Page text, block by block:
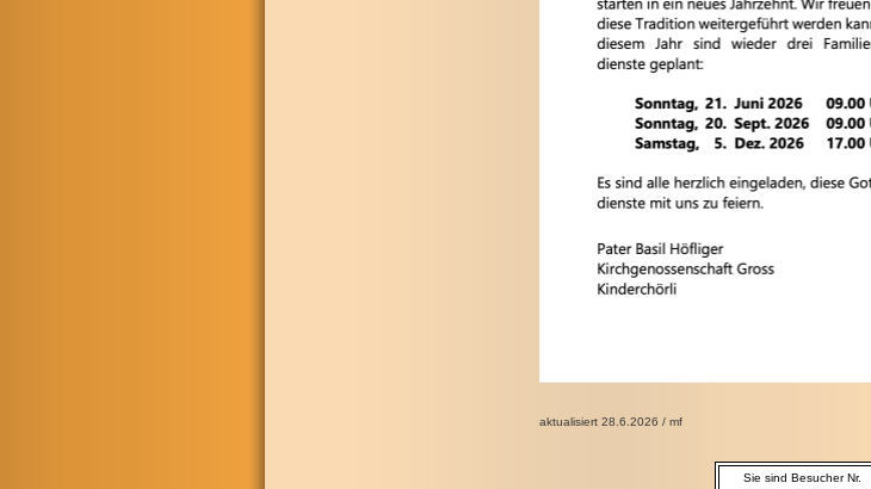
aktualisiert 28.6.2026 / mf
Sie sind Besucher Nr.